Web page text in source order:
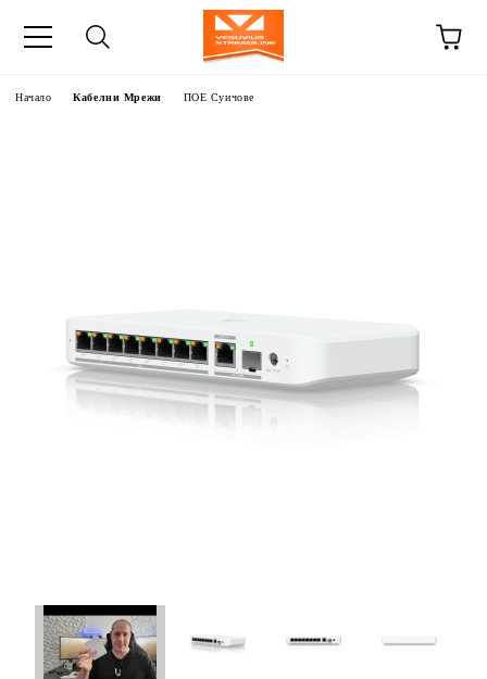
Начало Кабелни Мрежи ПОЕ Суичове